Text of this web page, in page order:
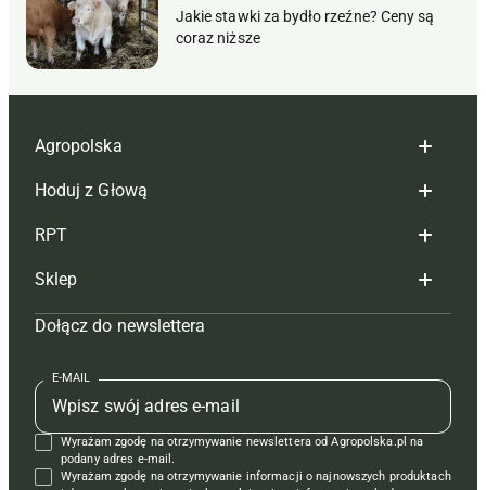
Jakie stawki za bydło rzeźne? Ceny są
coraz niższe
Agropolska
Redakcja
Reklama
Tagi
Mapa serwisu
Kontakt
Regulamin
Polityka prywatności
Hoduj z Głową
Hoduj z głową bydło
Hoduj z głową świnie
Prenumerata
Redakcja
Kontakt
Reklama
RPT
Redakcja
Prenumerata
Reklama
Kontakt
Krzyżówki
Sklep
Czasopisma i prenumerata
Książki
Regulamin
Dołącz do newslettera
E-MAIL
Wyrażam zgodę na otrzymywanie newslettera od Agropolska.pl na
podany adres e-mail.
Wyrażam zgodę na otrzymywanie informacji o najnowszych produktach